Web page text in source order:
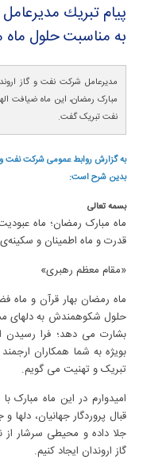
پیام تبریك
به مناسبت حلول
مديرعامل شركت نفت و گاز
مبارک رمضان، این ماه ضیافت
نفت تبریک گفت.
به گزارش روابط عمومی شرکت نفت
بدین شرح است:
بسمه تعالی
ماه مبارک رمضان؛ ماه
قدرت و ماه اطمینان و
«مقام معظم رهبری»
ماه رمضان بهار قرآن و ماه
حلول شکوهمندش به دلهای
بشارت می دهد؛ فرا رسیدن
بویژه به شما همکاران
تبریک و تهنیت می گویم.
امیدوارم در این ماه
قبال پروردگار جهانیان،
جلا داده و محیطی سرشار
گاز اروندان ایجاد کنیم.